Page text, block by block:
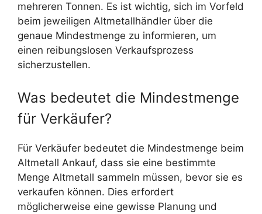
mehreren Tonnen. Es ist wichtig, sich im Vorfeld
beim jeweiligen Altmetallhändler über die
genaue Mindestmenge zu informieren, um
einen reibungslosen Verkaufsprozess
sicherzustellen.
Was bedeutet die Mindestmenge
für Verkäufer?
Für Verkäufer bedeutet die Mindestmenge beim
Altmetall Ankauf, dass sie eine bestimmte
Menge Altmetall sammeln müssen, bevor sie es
verkaufen können. Dies erfordert
möglicherweise eine gewisse Planung und